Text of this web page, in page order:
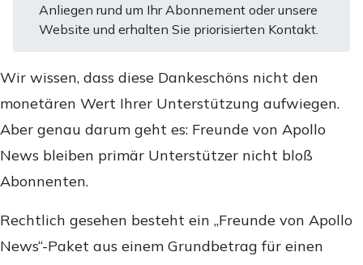
Anliegen rund um Ihr Abonnement oder unsere
Website und erhalten Sie priorisierten Kontakt.
Wir wissen, dass diese Dankeschöns nicht den
monetären Wert Ihrer Unterstützung aufwiegen.
Aber genau darum geht es: Freunde von Apollo
News bleiben primär Unterstützer nicht bloß
Abonnenten.
Rechtlich gesehen besteht ein „Freunde von Apollo
News“-Paket aus einem Grundbetrag für einen